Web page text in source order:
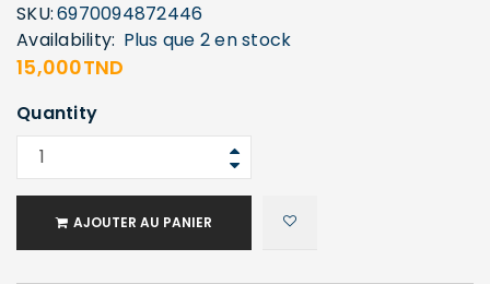
SKU:6970094872446
Availability: Plus que 2 en stock
15,000TND
Quantity
AJOUTER AU PANIER